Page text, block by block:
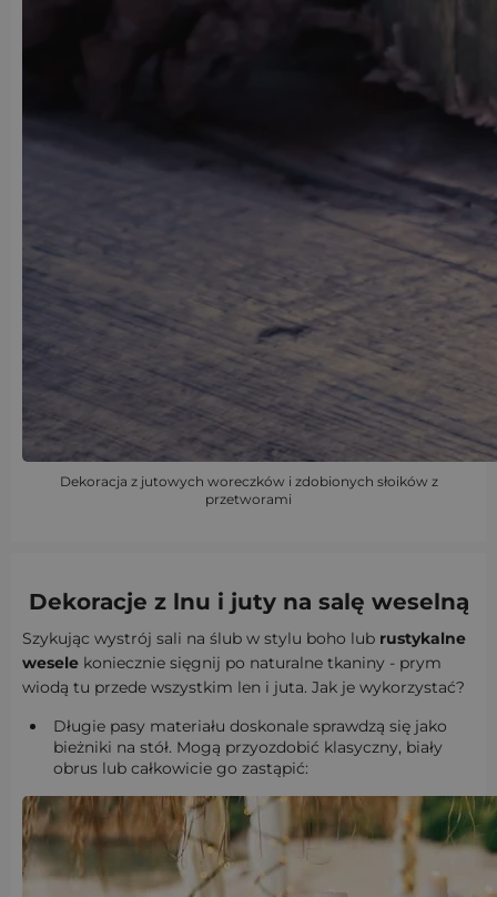
Dekoracja z jutowych woreczków i zdobionych słoików z
przetworami
Dekoracje z lnu i jutyna salę weselną
Szykując wystrój sali na ślub w stylu boho lub rustykalne
wesele koniecznie sięgnij po naturalne tkaniny - prym
wiodą tu przede wszystkim len i juta. Jak je wykorzystać?
Długie pasy materiału doskonale sprawdzą się jako
bieżniki na stół. Mogą przyozdobić klasyczny, biały
obrus lub całkowicie go zastąpić: